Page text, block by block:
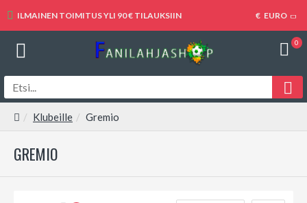
ILMAINEN TOIMITUS YLI 90 € TILAUKSIIN € EURO
0
Klubeille Gremio
GREMIO